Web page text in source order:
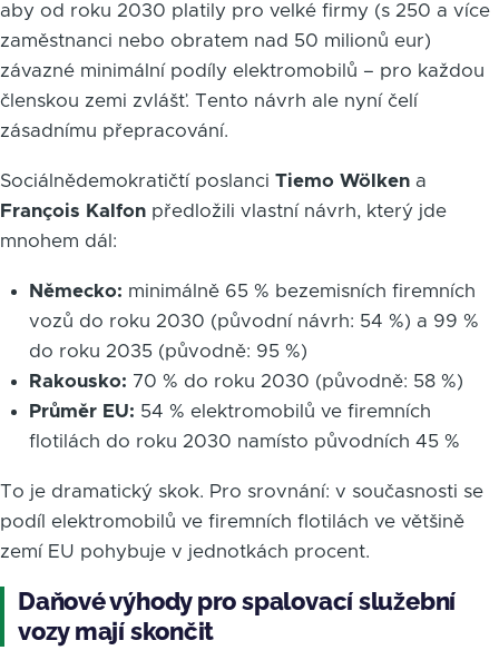
aby od roku 2030 platily pro velké firmy (s 250 a více
zaměstnanci nebo obratem nad 50 milionů eur)
závazné minimální podíly elektromobilů – pro každou
členskou zemi zvlášť. Tento návrh ale nyní čelí
zásadnímu přepracování.
Sociálnědemokratičtí poslanci Tiemo Wölken a
François Kalfon předložili vlastní návrh, který jde
mnohem dál:
Německo: minimálně 65 % bezemisních firemních
vozů do roku 2030 (původní návrh: 54 %) a 99 %
do roku 2035 (původně: 95 %)
Rakousko: 70 % do roku 2030 (původně: 58 %)
Průměr EU: 54 % elektromobilů ve firemních
flotilách do roku 2030 namísto původních 45 %
To je dramatický skok. Pro srovnání: v současnosti se
podíl elektromobilů ve firemních flotilách ve většině
zemí EU pohybuje v jednotkách procent.
Daňové výhody pro spalovací služební
vozy mají skončit